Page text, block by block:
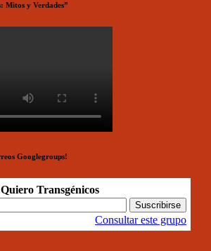
Mitos y Verdades”
Googlegroups!
Transgénicos
Consultar este grupo